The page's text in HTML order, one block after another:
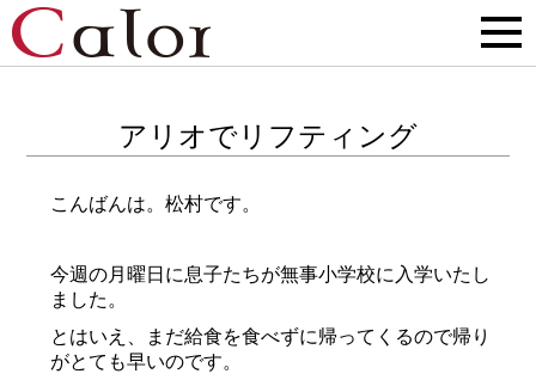
アリオでリフティング
こんばんは。松村です。
今週の月曜日に息子たちが無事小学校に入学いたし
ました。
とはいえ、まだ給食を食べずに帰ってくるので帰り
がとても早いのです。